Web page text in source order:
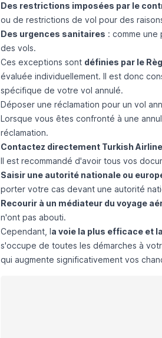
Des restrictions imposées par le
ou de restrictions de vol pour des
Des urgences sanitaires : comme
des vols.
Ces exceptions sont définies par le
évaluée individuellement. Il est donc
spécifique de votre vol annulé.
Déposer une réclamation pour un vol
Lorsque vous êtes confronté à une
réclamation.
Contactez directement Turkish
Il est recommandé d'avoir tous vos
Saisir une autorité nationale ou
porter votre cas devant une autorité
Recourir à un médiateur du voyage
n'ont pas abouti.
Cependant, la voie la plus efficace et
s'occupe de toutes les démarches à
qui augmente significativement vos